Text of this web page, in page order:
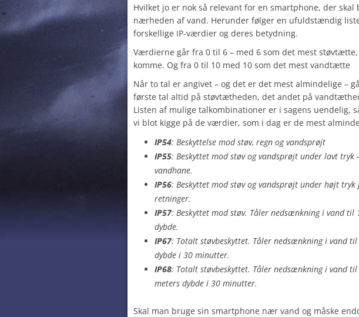
Hvilket jo er nok så relevant for en smartphone, der skal
nærheden af vand. Herunder følger en ufuldstændig
forskellige IP-værdier og deres betydning.
Værdierne går fra 0 til 6 – med 6 som det mest
komme. Og fra 0 til 10 med 10 som det mest vandtætte
Når to tal er angivet – og det er det mest almindelige –
første tal altid på støvtætheden, det andet på
Listen af mulige talkombinationer er i sagens uendelig,
vi blot kigge på de værdier, som i dag er de mest
IP54: Beskyttelse mod støv, regn og vandsprøjt
IP55: Beskyttet mod støv og vandsprøjt under lavt tryk
vandhane.
IP56: Beskyttet mod støv og vandsprøjt under højt tryk
retninger.
IP57: Beskyttet mod støv. Tåler nedsænkning i vand til
dybde.
IP67: Totalt støvbeskyttet. Tåler nedsænkning i vand
dybde i 30 minutter.
IP68: Totalt støvbeskyttet. Tåler nedsænkning i vand til
meters dybde i 30 minutter.
Skal man bruge sin smartphone nær vand og måske